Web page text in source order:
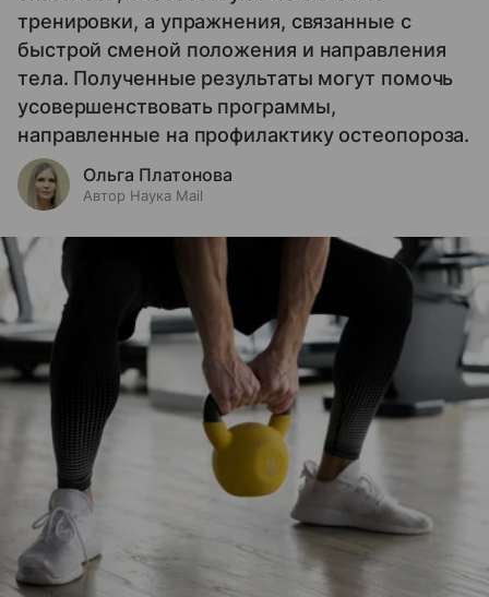
тренировки, а упражнения, связанные с
быстрой сменой положения и направления
тела. Полученные результаты могут помочь
усовершенствовать программы,
направленные на профилактику остеопороза.
Ольга Платонова
Автор Наука Mail